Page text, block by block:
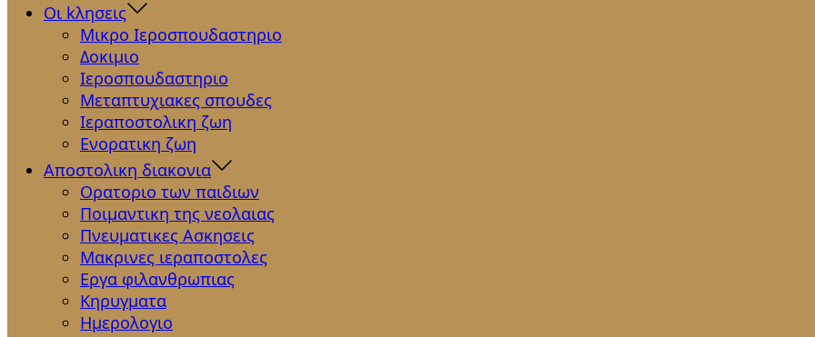
Οι kλησεις
Μικρο Ιεροσπουδαστηριο
Δοκιμιο
Ιεροσπουδαστηριο
Μεταπτυχιακες σπουδες
Ιεραποστολικη ζωη
Ενορατικη ζωη
Αποστολικη διακονια
Ορατοριο των παιδιων
Ποιμαντικη της νεολαιας
Πνευματικες Ασκησεις
Μακρινες ιεραποστολες
Εργα φιλανθρωπιας
Κηρυγματα
Ημερολογιο